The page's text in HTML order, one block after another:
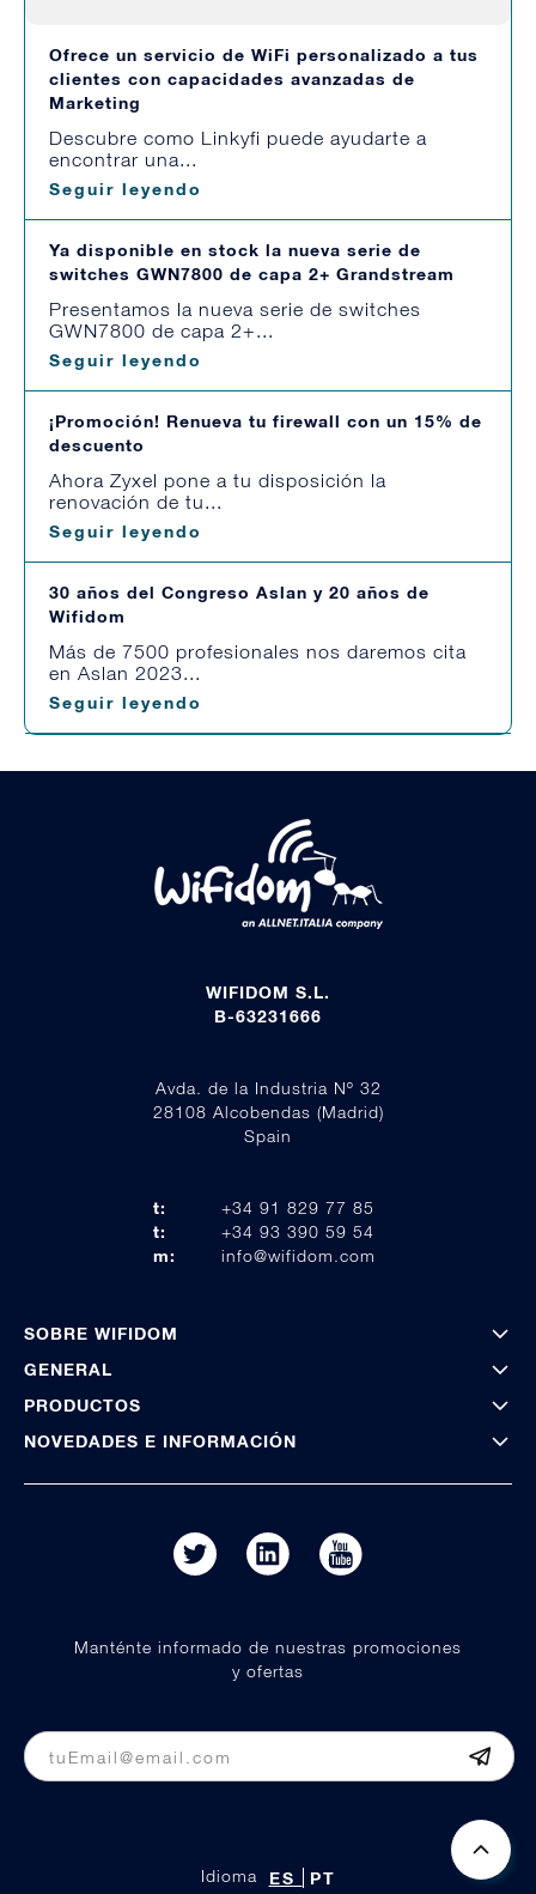
Ofrece un servicio de WiFi personalizado a tus
clientes con capacidades avanzadas de
Marketing
Descubre como Linkyfi puede ayudarte a
encontrar una...
Seguir leyendo
Ya disponible en stock la nueva serie de
switches GWN7800 de capa 2+ Grandstream
Presentamos la nueva serie de switches
GWN7800 de capa 2+...
Seguir leyendo
¡Promoción! Renueva tu firewall con un 15% de
descuento
Ahora Zyxel pone a tu disposición la
renovación de tu...
Seguir leyendo
30 años del Congreso Aslan y 20 años de
Wifidom
Más de 7500 profesionales nos daremos cita
en Aslan 2023...
Seguir leyendo
WIFIDOM S.L.
B-63231666
Avda. de la Industria Nº 32
28108 Alcobendas (Madrid)
Spain
t:
+34 91 829 77 85
t:
+34 93 390 59 54
m:
info@wifidom.com
SOBRE WIFIDOM
GENERAL
PRODUCTOS
NOVEDADES E INFORMACIÓN
Idioma ES PT
Manténte informado de nuestras promociones
y ofertas